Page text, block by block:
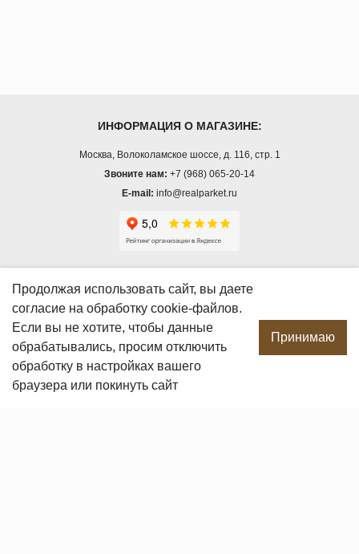
ИНФОРМАЦИЯ О МАГАЗИНЕ:
Москва, Волоколамское шоссе, д. 116, стр. 1
Звоните нам: +7 (968) 065-20-14
E-mail: info@realparket.ru
О компании
Производство
Сотрудничество
Сертификаты продукции
Вакансии
Продолжая использовать сайт, вы даете
согласие на обработку cookie-файлов.
Если вы не хотите, чтобы данные
обрабатывались, просим отключить
обработку в настройках вашего
браузера или покинуть сайт
Принимаю